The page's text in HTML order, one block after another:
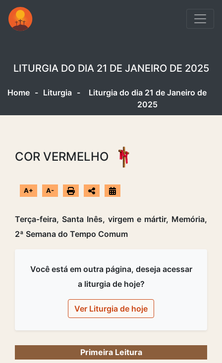
LITURGIA DO DIA 21 DE JANEIRO DE 2025
Home - Liturgia -
Liturgia do dia 21 de Janeiro de
2025
COR VERMELHO
A+ A-
Terça-feira, Santa Inês, virgem e mártir, Memória,
2ª Semana do Tempo Comum
Você está em outra página, deseja acessar
a liturgia de hoje?
Ver Liturgia de hoje
Primeira Leitura